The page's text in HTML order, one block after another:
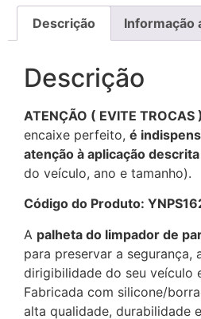
Descrição Informação
Descrição
ATENÇÃO ( EVITE TROCAS
encaixe perfeito, é
atenção à aplicação
do veículo, ano e tamanho).
Código do Produto:
A palheta do limpador de
para preservar a segurança,
dirigibilidade do seu veículo
Fabricada com silicone/
alta qualidade, durabilidade